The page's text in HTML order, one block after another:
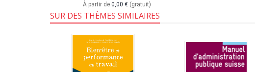
À partir de0,00 € (gratuit)
SUR DES THÈMES SIMILAIRES